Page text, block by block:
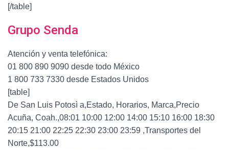
[/table]
Grupo Senda
Atención y venta telefónica:
01 800 890 9090 desde todo México
1 800 733 7330 desde Estados Unidos
[table]
De San Luis Potosì a,Estado, Horarios, Marca,Precio
Acuña, Coah.,08:01 10:00 12:00 14:00 15:10 16:00 18:30
20:15 21:00 22:25 22:30 23:00 23:59 ,Transportes del
Norte,$113.00